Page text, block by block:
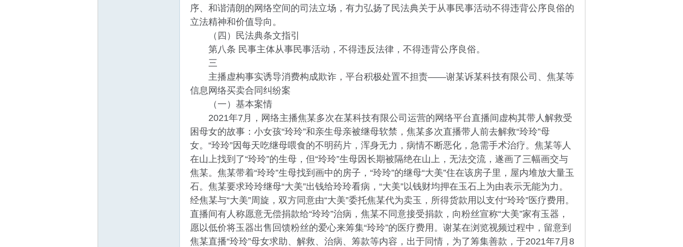
序、和谐清朗的网络空间的司法立场，有力弘扬了民法典关于从事民事活动不得违背公序良俗的
立法精神和价值导向。
（四）民法典条文指引
第八条 民事主体从事民事活动，不得违反法律，不得违背公序良俗。
三
主播虚构事实诱导消费构成欺诈，平台积极处置不担责——谢某诉某科技有限公司、焦某等
信息网络买卖合同纠纷案
（一）基本案情
2021年7月，网络主播焦某多次在某科技有限公司运营的网络平台直播间虚构其带人解救受
困母女的故事：小女孩“玲玲”和亲生母亲被继母软禁，焦某多次直播带人前去解救“玲玲”母
女。“玲玲”因每天吃继母喂食的不明药片，浑身无力，病情不断恶化，急需手术治疗。焦某等人
在山上找到了“玲玲”的生母，但“玲玲”生母因长期被隔绝在山上，无法交流，遂画了三幅画交与
焦某。焦某带着“玲玲”生母找到画中的房子，“玲玲”的继母“大美”住在该房子里，屋内堆放大量玉
石。焦某要求玲玲继母“大美”出钱给玲玲看病，“大美”以钱财均押在玉石上为由表示无能为力。
经焦某与“大美”周旋，双方同意由“大美”委托焦某代为卖玉，所得货款用以支付“玲玲”医疗费用。
直播间有人称愿意无偿捐款给“玲玲”治病，焦某不同意接受捐款，向粉丝宣称“大美”家有玉器，
愿以低价将玉器出售回馈粉丝的爱心来筹集“玲玲”的医疗费用。谢某在浏览视频过程中，留意到
焦某直播“玲玲”母女求助、解救、治病、筹款等内容，出于同情，为了筹集善款，于2021年7月8